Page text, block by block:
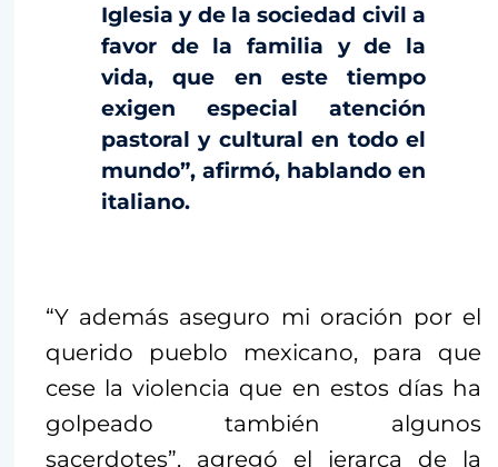
Iglesia y de la sociedad civil a
favor de la familia y de la
vida, que en este tiempo
exigen especial atención
pastoral y cultural en todo el
mundo”, afirmó, hablando en
italiano.
“Y además aseguro mi oración por el
querido pueblo mexicano, para que
cese la violencia que en estos días ha
golpeado también algunos
sacerdotes”, agregó el jerarca de la